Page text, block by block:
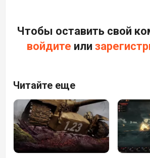
Чтобы оставить свой
войдите или
Читайте еще